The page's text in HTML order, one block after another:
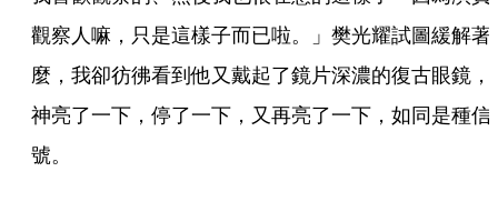
觀察人嘛，只是這樣子而已啦。」樊光耀試圖緩解著
麼，我卻彷彿看到他又戴起了鏡片深濃的復古眼鏡，
神亮了一下，停了一下，又再亮了一下，如同是種信
號。